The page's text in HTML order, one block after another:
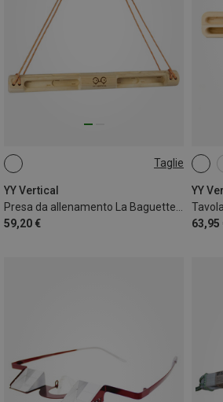
Taglie
YY Vertical
59,20 €
ONE SIZE
YY
63,95
LIGHT